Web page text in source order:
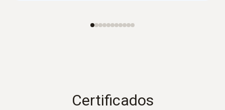
Certificados